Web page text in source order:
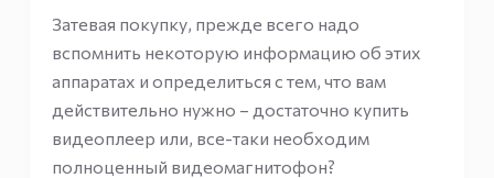
Затевая покупку, прежде всего надо
вспомнить некоторую информацию об этих
аппаратах и определиться с тем, что вам
действительно нужно – достаточно купить
видеоплеер или, все-таки необходим
полноценный видеомагнитофон?